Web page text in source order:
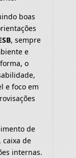
boas
, sempre
e
o
e foco em
de
caixa de
internas.